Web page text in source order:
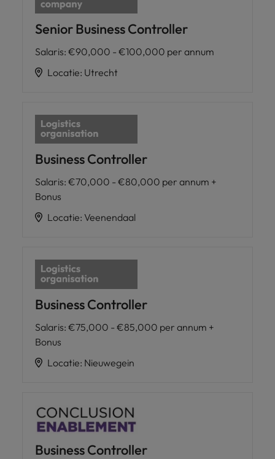
Senior Business Controller
Salaris: €90,000 - €100,000 per annum
Locatie: Utrecht
Business Controller
Salaris: €70,000 - €80,000 per annum +
Bonus
Locatie: Veenendaal
Business Controller
Salaris: €75,000 - €85,000 per annum +
Bonus
Locatie: Nieuwegein
Business Controller